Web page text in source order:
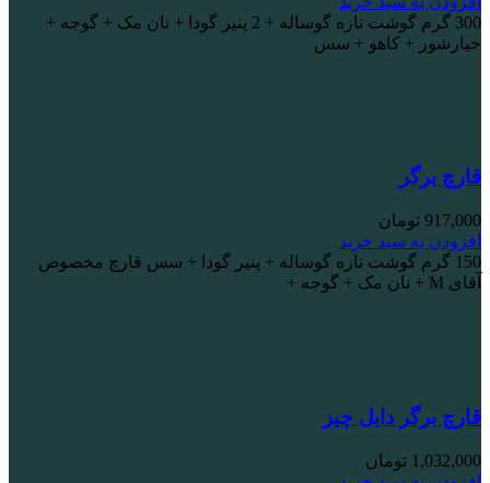
300 گرم گوشت تازه گوساله + 2 پنیر گودا + نان مک + گوجه +
خیارشور + کاهو + سس
قارچ برگر
917,000 تومان
افزودن به سبد خرید
150 گرم گوشت تازه گوساله + پنیر گودا + سس قارچ مخصوص
آقای M + نان مک + گوجه +
قارچ برگر دابل چیز
1,032,000 تومان